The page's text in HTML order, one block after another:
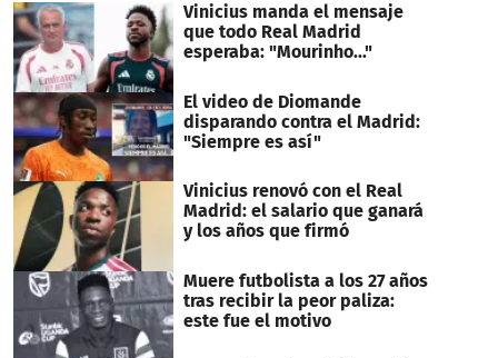
Vinicius manda el mensaje
que todo Real Madrid
esperaba: "Mourinho..."
El video de Diomande
disparando contra el Madrid:
"Siempre es así"
Vinicius renovó con el Real
Madrid: el salario que ganará
y los años que firmó
Muere futbolista a los 27 años
tras recibir la peor paliza:
este fue el motivo